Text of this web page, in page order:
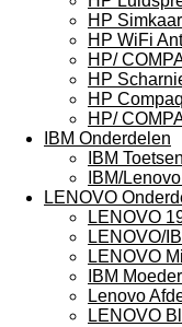
HP
HP WiFi
HP/
HP
HP
HP/
IBM Onderdelen
IBM
IBM/
LENOVO
LENOVO
LENOVO/
LENOVO
IBM
Lenovo
LENOVO